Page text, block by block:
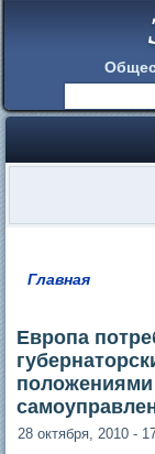
Главная
Европа
положениями
28 октября, 2010 -